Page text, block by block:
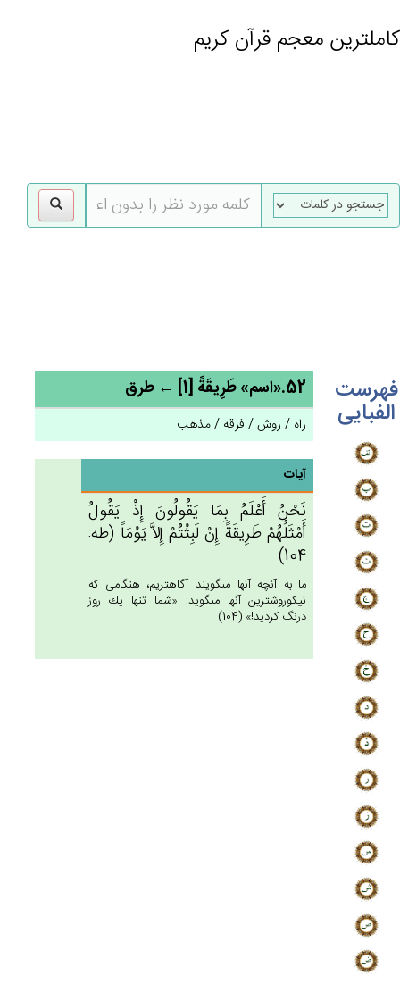
کاملترین معجم قرآن کریم
فهرست
الفبایی
52.«اسم» طَرِيقَة‌ً [1] ← طرق
راه / روش / فرقه / مذهب
آیات
نَحْن‌ُ أَعْلَم‌ُ بِمَا يَقُولُون‌َ إِذْ يَقُول‌ُ
أَمْثَلُهُم‌ْ طَرِيقَة‌ً إِنْ‌ لَبِثْتُم‌ْ إِلاَّ يَوْمَاً (طه:
104)
ما به آنچه آنها مى‏گويند آگاهتريم، هنگامى كه
نيكوروش‏ترين آنها مى‏گويد: «شما تنها يك روز
درنگ كرديد!» (104)